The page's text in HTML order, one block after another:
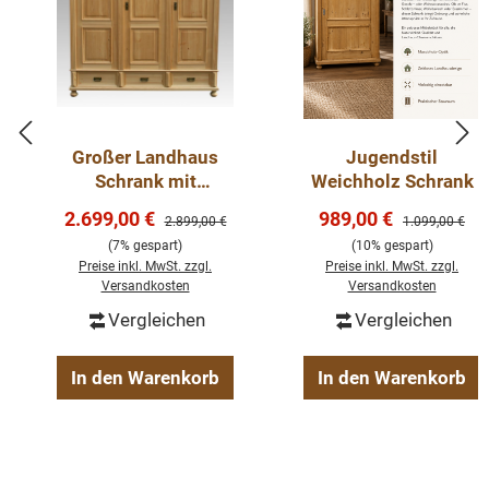
Möbels. Der Schrank ist komplett aus Massivholz. Jeder
Schrank ist ein Unikat und liebevoll aufbereitet.
Weichholzmöbel im Landhaus Stil. Antike Schränke,
Kommoden, Tische, Dielenschrank, Vertiko und mehr
bei bestellen.
Die Abmessungen: ca. Höhe: 194 cm, Breite: 175 cm,
Tiefe: 55 cm.
3 Schubladen
Spiegel
2 Kleiderstangen
Großer Landhaus
Schrank mit
Kleiderschrank
Weichholz
Verkaufspreis:
2.699,00 € Regulärer Preis:
2.899,00 €
(7% gespart)
Preise inkl. MwSt. zzgl.
Versandkosten
Vergleichen
In den Warenkorb
Jugendstil
Weichholz Schrank
Verkaufspreis:
989,00 € Regulärer
1.099,00 €
(10% gespart)
Preise inkl. MwSt. zzgl.
Versandkosten
Vergleichen
In den Warenkorb